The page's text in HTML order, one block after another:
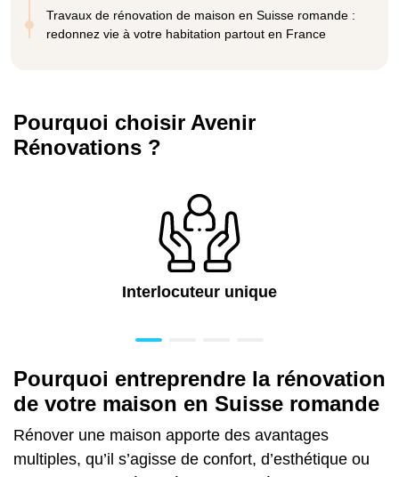
Travaux de rénovation de maison en Suisse romande :
redonnez vie à votre habitation partout en France
Pourquoi choisir Avenir
Rénovations ?
Interlocuteur unique
Pourquoi entreprendre la rénovation
de votre maison en Suisse romande
Rénover une maison apporte des avantages
multiples, qu’il s’agisse de confort, d’esthétique ou